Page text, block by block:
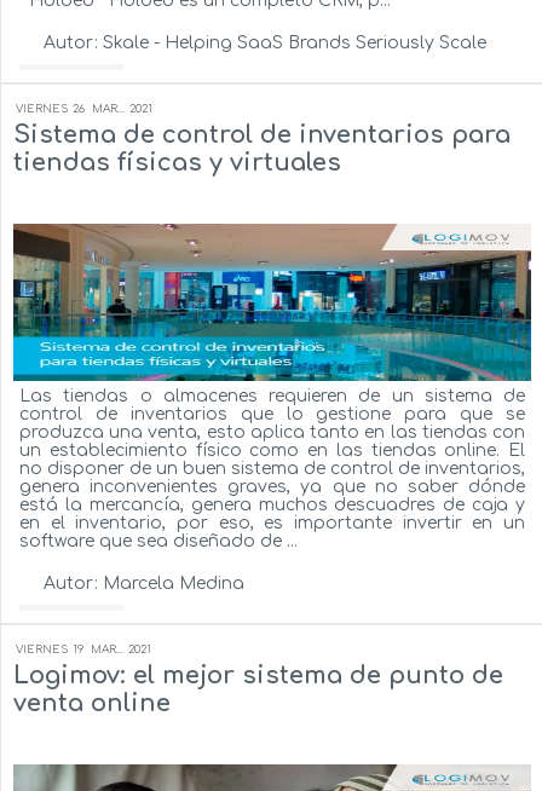
Autor: Skale - Helping SaaS Brands Seriously Scale
VIERNES 26 MAR... 2021
Sistema de control de inventarios para
tiendas físicas y virtuales
Las tiendas o almacenes requieren de un sistema de
control de inventarios que lo gestione para que se
produzca una venta, esto aplica tanto en las tiendas con
un establecimiento físico como en las tiendas online. El
no disponer de un buen sistema de control de inventarios,
genera inconvenientes graves, ya que no saber dónde
está la mercancía, genera muchos descuadres de caja y
en el inventario, por eso, es importante invertir en un
software que sea diseñado de ...
Autor: Marcela Medina
VIERNES 19 MAR... 2021
Logimov: el mejor sistema de punto de
venta online